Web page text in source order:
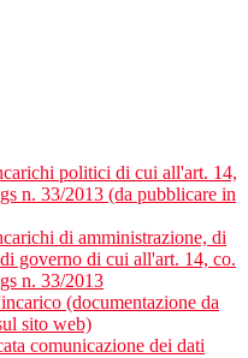
politici di cui all'art. 14,
n. 33/2013 (da pubblicare in
di amministrazione, di
governo di cui all'art. 14, co.
n. 33/2013
(documentazione da
sito web)
comunicazione dei dati